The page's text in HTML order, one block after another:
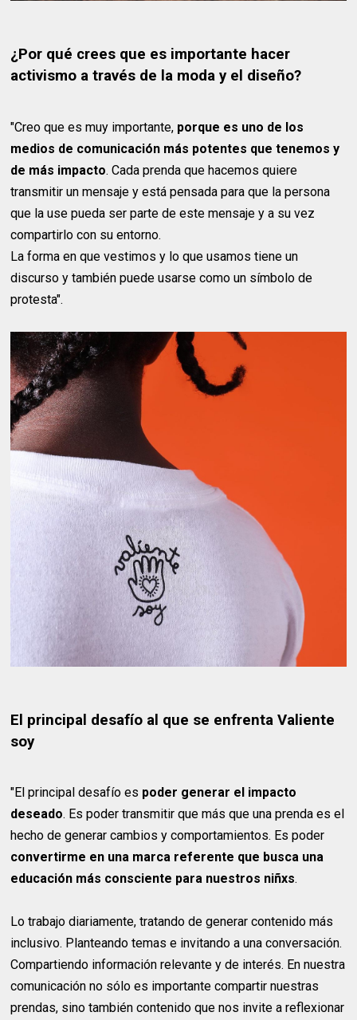
¿Por qué crees que es importante hacer
activismo a través de la moda y el diseño?
"Creo que es muy importante, porque es uno de los
medios de comunicación más potentes que tenemos y
de más impacto. Cada prenda que hacemos quiere
transmitir un mensaje y está pensada para que la persona
que la use pueda ser parte de este mensaje y a su vez
compartirlo con su entorno.
La forma en que vestimos y lo que usamos tiene un
discurso y también puede usarse como un símbolo de
protesta".
El principal desafío al que se enfrenta Valiente
soy
"El principal desafío es poder generar el impacto
deseado. Es poder transmitir que más que una prenda es el
hecho de generar cambios y comportamientos. Es poder
convertirme en una marca referente que busca una
educación más consciente para nuestros niñxs.
Lo trabajo diariamente, tratando de generar contenido más
inclusivo. Planteando temas e invitando a una conversación.
Compartiendo información relevante y de interés. En nuestra
comunicación no sólo es importante compartir nuestras
prendas, sino también contenido que nos invite a reflexionar